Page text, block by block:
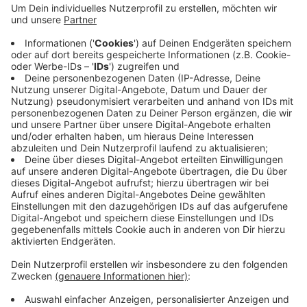
will damit helfen, ältere und kranke Menschen in
Die Nummer der Taxizentrale ist die 27 54 54.
Außerdem bitten Taxifahrer darum, dass Kunden
hinten einsteigen. So würde automatisch mehr
Abstand gehalten.
Veröffentlicht:Freitag, 20.03.2020 09:47
Anzeige